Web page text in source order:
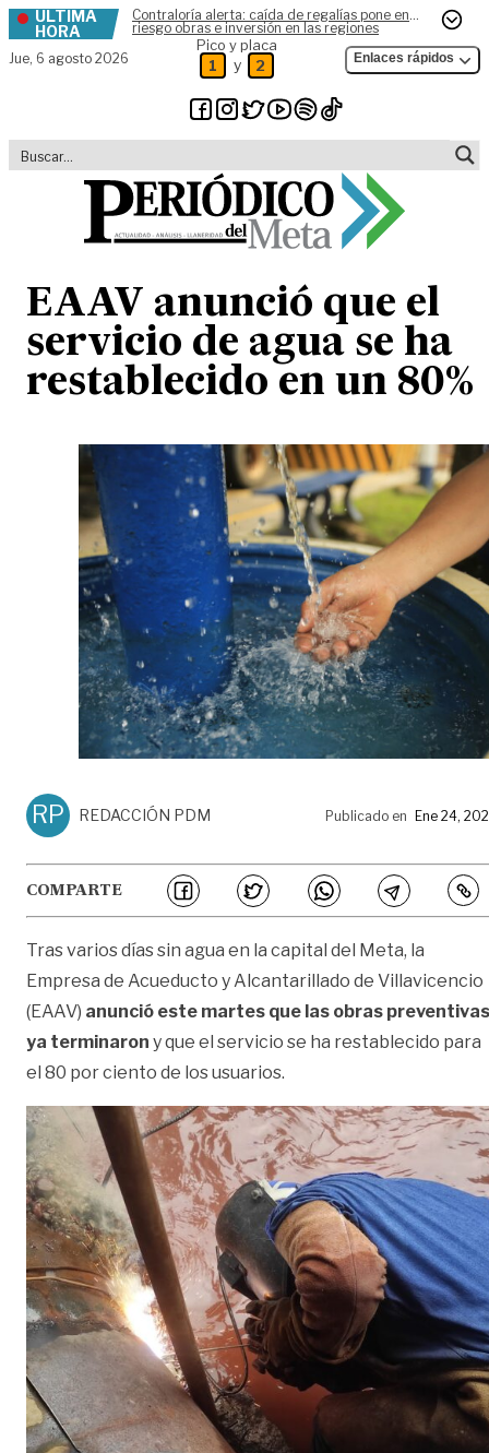
Skip to content
ÚLTIMA
HORA
Contraloría alerta: caída de regalías pone en
riesgo obras e inversión en las regiones
Jue, 6 agosto 2026
Pico y placa
1 y 2 Enlaces rápidos
EAAV anunció que el
servicio de agua se ha
restablecido en un 80%
RP REDACCIÓN PDM Publicado en Ene 24,
COMPARTE
Tras varios días sin agua en la capital del Meta, la
Empresa de Acueducto y Alcantarillado de Villavicencio
(EAAV) anunció este martes que las obras preventivas
ya terminaron y que el servicio se ha restablecido para
el 80 por ciento de los usuarios.